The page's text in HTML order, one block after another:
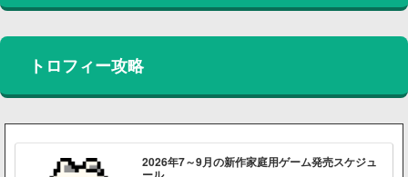
トロフィー攻略
2026年7～9月の新作家庭用ゲーム発売スケジュ